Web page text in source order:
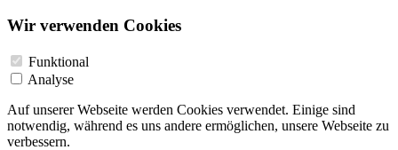
Wir verwenden Cookies
Funktional
Analyse
Auf unserer Webseite werden Cookies verwendet. Einige sind
notwendig, während es uns andere ermöglichen, unsere Webseite zu
verbessern.